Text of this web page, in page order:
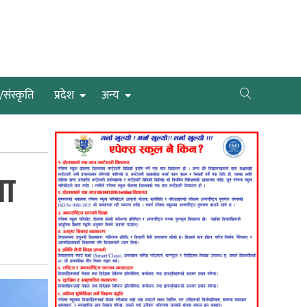
संस्कृति प्रदेश अन्य